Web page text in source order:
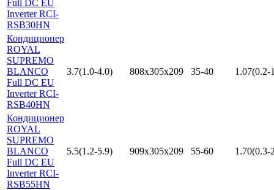
Full DC EU
Inverter RCI-
RSB30HN
Кондиционер
ROYAL
SUPREMO
BLANCO
Full DC EU
Inverter RCI-
RSB40HN
3.7(1.0-4.0) 808x305x209 35-40 1.07(0.2-
Кондиционер
ROYAL
SUPREMO
BLANCO
Full DC EU
Inverter RCI-
RSB55HN
5.5(1.2-5.9) 909x305x209 55-60 1.70(0.3-